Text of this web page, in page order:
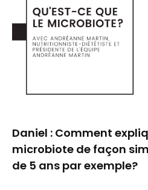
Daniel : Comment
microbiote de façon
de 5 ans par exemple?